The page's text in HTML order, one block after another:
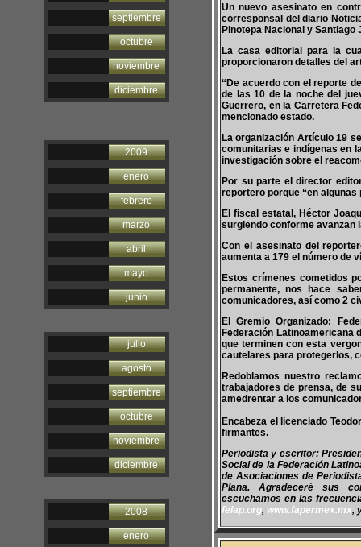
septiembre
octubre
noviembre
diciembre
2009
enero
febrero
marzo
abril
mayo
junio
julio
agosto
septiembre
octubre
noviembre
diciembre
2008
enero
Un nuevo asesinato en
corresponsal del diario
Pinotepa Nacional y
La casa editorial para la
proporcionaron detalles del
“De acuerdo con el reporte
de las 10 de la noche del
Guerrero, en la Carretera
mencionado estado.
La organización Artículo 19
comunitarias e indígenas en
investigación sobre el
Por su parte el director
reportero porque “en
El fiscal estatal, Héctor
surgiendo conforme avanzan
Con el asesinato del
aumenta a 179 el número de
Estos crímenes cometidos
permanente, nos hace
comunicadores, así como 2
El Gremio Organizado:
Federación Latinoamericana
que terminen con esta
cautelares para protegerlos,
Redoblamos nuestro
trabajadores de prensa, de
amedrentar a los
Encabeza el licenciado
firmantes.
Periodista y escritor;
Social de la Federación
de Asociaciones de
Plana. Agradeceré sus
escuchamos en las
felap.org, www.fapermex.mx,